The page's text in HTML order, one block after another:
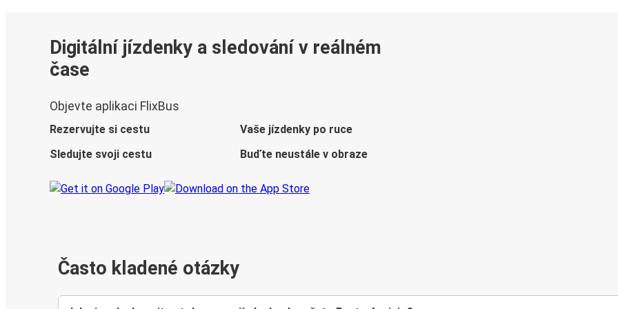
Digitální jízdenky a sledování v reálném
čase
Objevte aplikaci FlixBus
Rezervujte si cestu
Vaše jízdenky po ruce
Sledujte svoji cestu
Buďte neustále v obraze
Často kladené otázky